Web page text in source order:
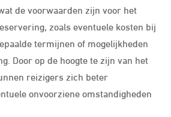
de voorwaarden zijn voor het
zoals eventuele kosten bij
termijnen of mogelijkheden
Door op de hoogte te zijn van het
reizigers zich beter
onvoorziene omstandigheden